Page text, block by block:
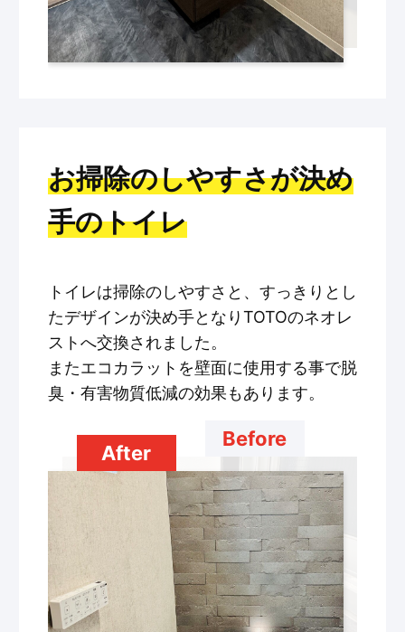
お掃除のしやすさが決め
手のトイレ
トイレは掃除のしやすさと、すっきりとし
たデザインが決め手となりTOTOのネオレ
ストへ交換されました。
またエコカラットを壁面に使用する事で脱
臭・有害物質低減の効果もあります。
Before
After